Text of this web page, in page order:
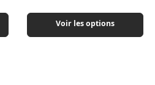
Voir les options